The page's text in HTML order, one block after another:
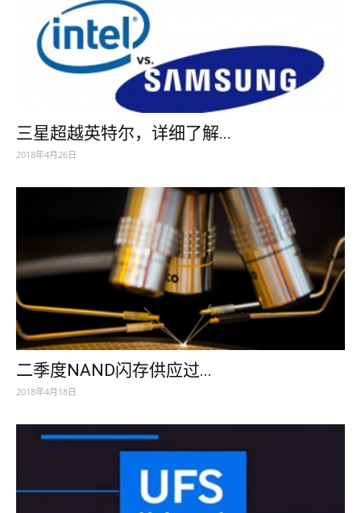
三星超越英特尔，详细了解...
2018年4月26日
二季度NAND闪存供应过...
2018年4月18日